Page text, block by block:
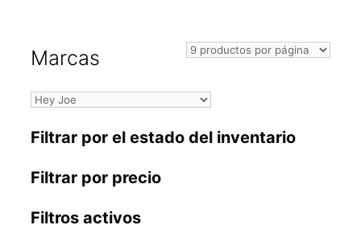
Marcas
Filtrar por el estado del inventario
Filtrar por precio
Filtros activos